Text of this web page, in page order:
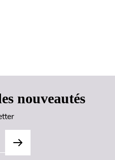
nouveautés